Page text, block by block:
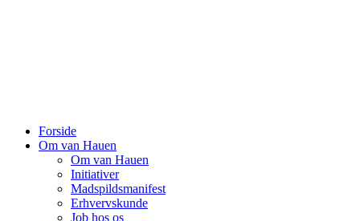
Forside
Om van Hauen
Om van Hauen
Initiativer
Madspildsmanifest
Erhvervskunde
Job hos os